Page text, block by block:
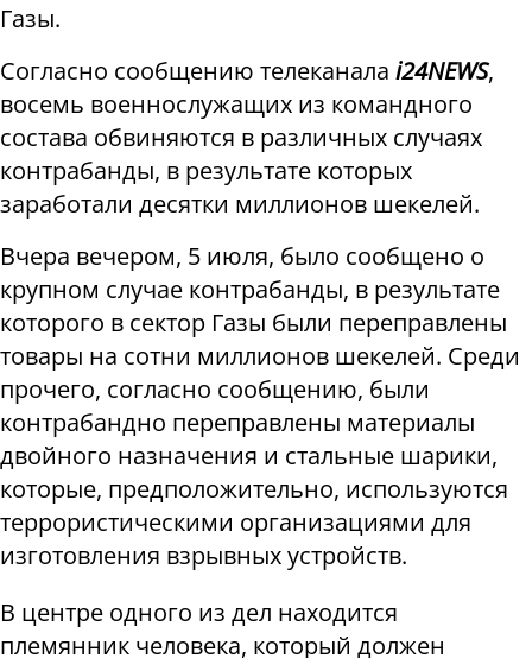
Газы.
Согласно сообщению телеканала i24NEWS,
восемь военнослужащих из командного
состава обвиняются в различных случаях
контрабанды, в результате которых
заработали десятки миллионов шекелей.
Вчера вечером, 5 июля, было сообщено о
крупном случае контрабанды, в результате
которого в сектор Газы были переправлены
товары на сотни миллионов шекелей. Среди
прочего, согласно сообщению, были
контрабандно переправлены материалы
двойного назначения и стальные шарики,
которые, предположительно, используются
террористическими организациями для
изготовления взрывных устройств.
В центре одного из дел находится
племянник человека, который должен